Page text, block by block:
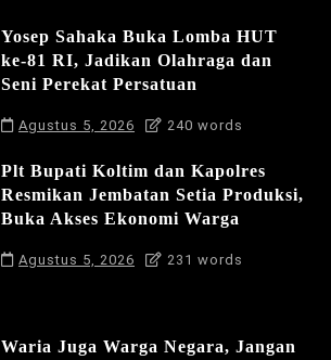
Yosep Sahaka Buka Lomba HUT
ke-81 RI, Jadikan Olahraga dan
Seni Perekat Persatuan
Agustus 5, 2026 240 words
Plt Bupati Koltim dan Kapolres
Resmikan Jembatan Setia Produksi,
Buka Akses Ekonomi Warga
Agustus 5, 2026 231 words
Waria Juga Warga Negara, Jangan